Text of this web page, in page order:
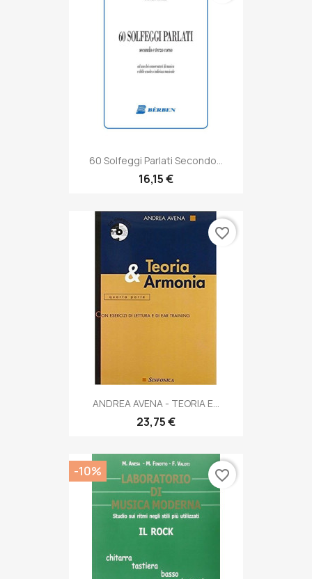
60 Solfeggi Parlati Secondo...
16,15 €
ANDREA AVENA - TEORIA E...
23,75 €
favorite_border
-10% favorite_border